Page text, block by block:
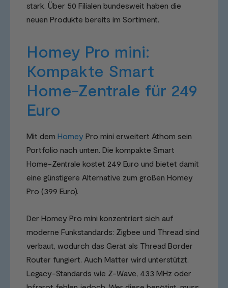
stark. Über 50 Filialen bundesweit haben die
neuen Produkte bereits im Sortiment.
Homey Pro mini:
Kompakte Smart
Home-Zentrale für 249
Euro
Mit dem Homey Pro mini erweitert Athom sein
Portfolio nach unten. Die kompakte Smart
Home-Zentrale kostet 249 Euro und bietet damit
eine günstigere Alternative zum großen Homey
Pro (399 Euro).
Der Homey Pro mini konzentriert sich auf
moderne Funkstandards: Zigbee und Thread sind
verbaut, wodurch das Gerät als Thread Border
Router fungiert. Auch Matter wird unterstützt.
Legacy-Standards wie Z-Wave, 433 MHz oder